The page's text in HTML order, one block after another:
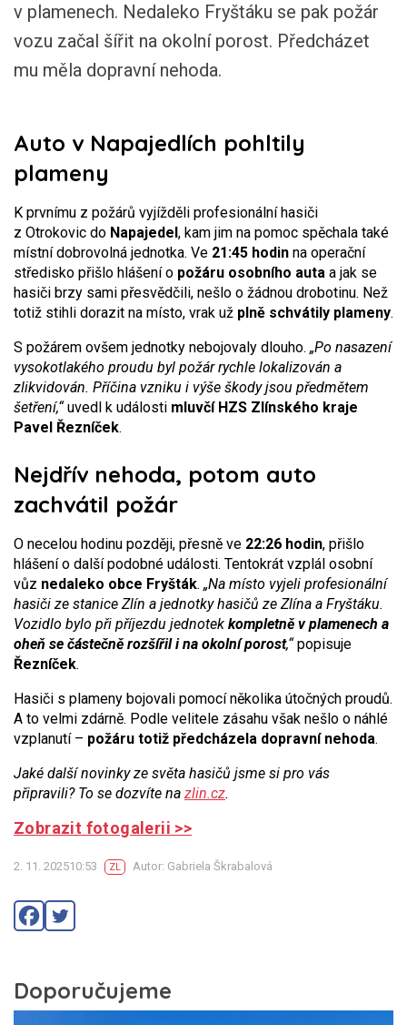
v plamenech. Nedaleko Fryštáku se pak požár
vozu začal šířit na okolní porost. Předcházet
mu měla dopravní nehoda.
Auto v Napajedlích pohltily
plameny
K prvnímu z požárů vyjížděli profesionální hasiči
z Otrokovic do Napajedel, kam jim na pomoc spěchala také
místní dobrovolná jednotka. Ve 21:45 hodin na operační
středisko přišlo hlášení o požáru osobního auta a jak se
hasiči brzy sami přesvědčili, nešlo o žádnou drobotinu. Než
totiž stihli dorazit na místo, vrak už plně schvátily plameny.
S požárem ovšem jednotky nebojovaly dlouho. „Po nasazení
vysokotlakého proudu byl požár rychle lokalizován a
zlikvidován. Příčina vzniku i výše škody jsou předmětem
šetření,“uvedl k události mluvčí HZS Zlínského kraje
Pavel Řezníček.
Nejdřív nehoda, potom auto
zachvátil požár
O necelou hodinu později, přesně ve 22:26 hodin, přišlo
hlášení o další podobné události. Tentokrát vzplál osobní
vůz nedaleko obce Fryšták. „Na místo vyjeli profesionální
hasiči ze stanice Zlín a jednotky hasičů ze Zlína a Fryštáku.
Vozidlo bylo při příjezdu jednotek kompletně v plamenech a
oheň se částečně rozšířil i na okolní porost,“popisuje
Řezníček.
Hasiči s plameny bojovali pomocí několika útočných proudů.
A to velmi zdárně. Podle velitele zásahu však nešlo o náhlé
vzplanutí – požáru totiž předcházela dopravní nehoda.
Jaké další novinky ze světa hasičů jsme si pro vás
připravili? To se dozvíte na zlin.cz.
Zobrazit fotogalerii >>
2. 11. 202510:53 ZL Autor: Gabriela Škrabalová